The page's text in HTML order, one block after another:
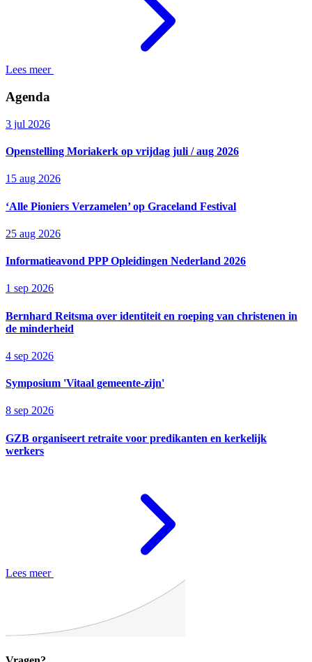
Lees meer
Agenda
3 jul 2026
Openstelling Moriakerk op vrijdag juli / aug 2026
15 aug 2026
‘Alle Pioniers Verzamelen’ op Graceland Festival
25 aug 2026
Informatieavond PPP Opleidingen Nederland 2026
1 sep 2026
Bernhard Reitsma over identiteit en roeping van christenen in
de minderheid
4 sep 2026
Symposium 'Vitaal gemeente-zijn'
8 sep 2026
GZB organiseert retraite voor predikanten en kerkelijk
werkers
Lees meer